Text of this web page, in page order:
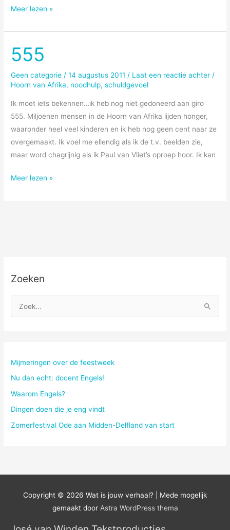
We
iets
leuks…
Meer lezen »
555
Geen categorie /14 augustus 2011 / Laat een reactie achter /
Hoorn van Afrika, noodhulp,schuldgevoel
Ik moet iets bekennen…ik heb nog niet gedoneerd aan giro
555. Miljoenen mensen in de Hoorn van Afrika lijden honger,
waaronder heel veel kinderen en ik heb nog geen cent naar ze
overgemaakt. Ik voel me ellendig als ik de t.v. beelden zie,
maar word chagrijnig als ik Paul van Vliet’s oproep hoor. Ik kan
555
Meer lezen »
Zoeken
o
r
:
Mijmeringen over de feestweek
Nu dan echt: docent Engels!
Waarom Engels?
Dingen doen die je eng vindt
Zomerfestival Ode aan Midden-Delfland van start
Copyright © 2026 Wat is jouw verhaal? | Mede mogelijk
gemaakt door Astra WordPress thema